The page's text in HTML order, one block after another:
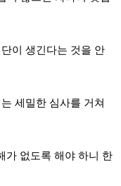
이 생긴다는 것을 안
세밀한 심사를 거쳐
가 없도록 해야 하니 한